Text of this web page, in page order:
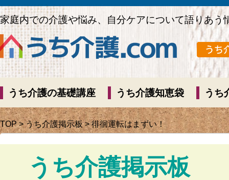
家庭内での介護や悩み、自分ケアについて語りあう
うち介護の基礎講座 うち介護知恵袋 うち
TOP>うち介護掲示板> 徘徊運転はまずい！
うち介護掲示板